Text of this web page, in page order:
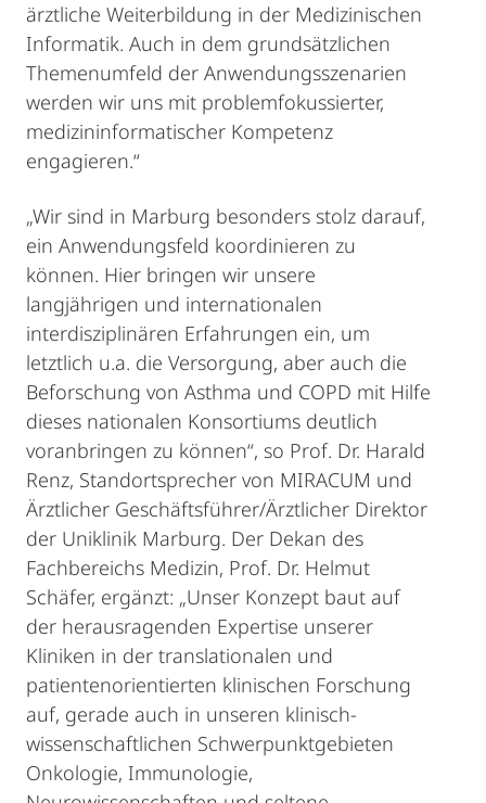
ärztliche Weiterbildung in der Medizinischen
Informatik. Auch in dem grundsätzlichen
Themenumfeld der Anwendungsszenarien
werden wir uns mit problemfokussierter,
medizininformatischer Kompetenz
engagieren.“
„Wir sind in Marburg besonders stolz darauf,
ein Anwendungsfeld koordinieren zu
können. Hier bringen wir unsere
langjährigen und internationalen
interdisziplinären Erfahrungen ein, um
letztlich u.a. die Versorgung, aber auch die
Beforschung von Asthma und COPD mit Hilfe
dieses nationalen Konsortiums deutlich
voranbringen zu können“, so Prof. Dr. Harald
Renz, Standortsprecher von MIRACUM und
Ärztlicher Geschäftsführer/Ärztlicher Direktor
der Uniklinik Marburg. Der Dekan des
Fachbereichs Medizin, Prof. Dr. Helmut
Schäfer, ergänzt: „Unser Konzept baut auf
der herausragenden Expertise unserer
Kliniken in der translationalen und
patientenorientierten klinischen Forschung
auf, gerade auch in unseren klinisch-
wissenschaftlichen Schwerpunktgebieten
Onkologie, Immunologie,